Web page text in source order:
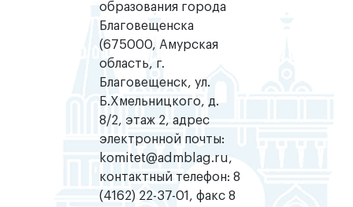
образования города
Благовещенска
(675000, Амурская
область, г.
Благовещенск, ул.
Б.Хмельницкого, д.
8/2, этаж 2, адрес
электронной почты:
komitet@admblag.ru,
контактный телефон: 8
(4162) 22-37-01, факс 8